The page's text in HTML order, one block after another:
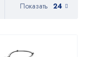
Показать 24